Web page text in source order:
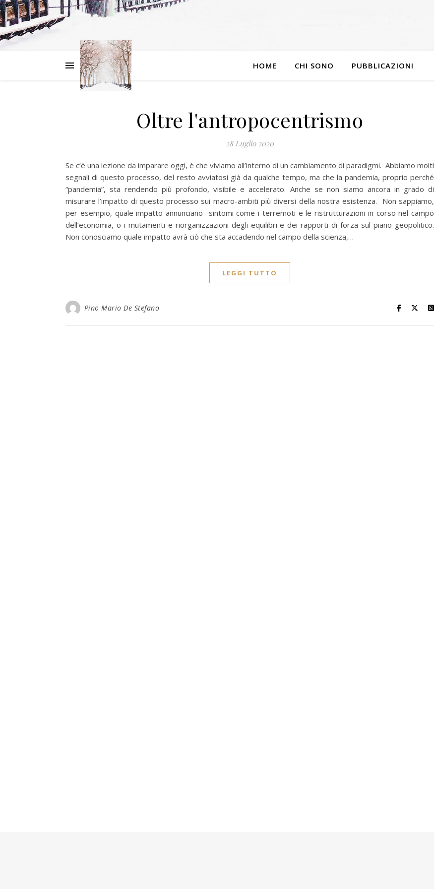
HOME CHI SONO PUBBLICAZIONI
Oltre l'antropocentrismo
28 Luglio 2020
Se c’è una lezione da imparare oggi, è che viviamo all’interno di un cambiamento di paradigmi. Abbiamo molti
segnali di questo processo, del resto avviatosi già da qualche tempo, ma che la pandemia, proprio perché
“pandemia”, sta rendendo più profondo, visibile e accelerato. Anche se non siamo ancora in grado di
misurare l’impatto di questo processo sui macro-ambiti più diversi della nostra esistenza. Non sappiamo,
per esempio, quale impatto annunciano sintomi come i terremoti e le ristrutturazioni in corso nel campo
dell’economia, o i mutamenti e riorganizzazioni degli equilibri e dei rapporti di forza sul piano geopolitico.
Non conosciamo quale impatto avrà ciò che sta accadendo nel campo della scienza,…
LEGGI TUTTO
Pino Mario De Stefano